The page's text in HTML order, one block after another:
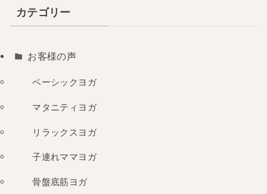
カテゴリー
お客様の声
ベーシックヨガ
マタニティヨガ
リラックスヨガ
子連れママヨガ
骨盤底筋ヨガ